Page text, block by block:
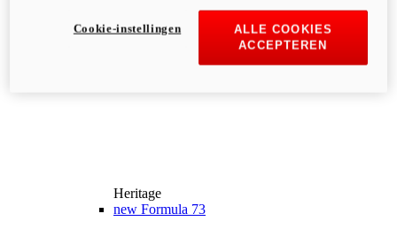
Heritage
new Formula 73
ALLE COOKIES
ACCEPTEREN
Cookie-instellingen